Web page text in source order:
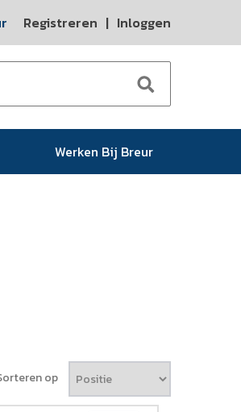
Registreren | Inloggen
Werken Bij Breur
op